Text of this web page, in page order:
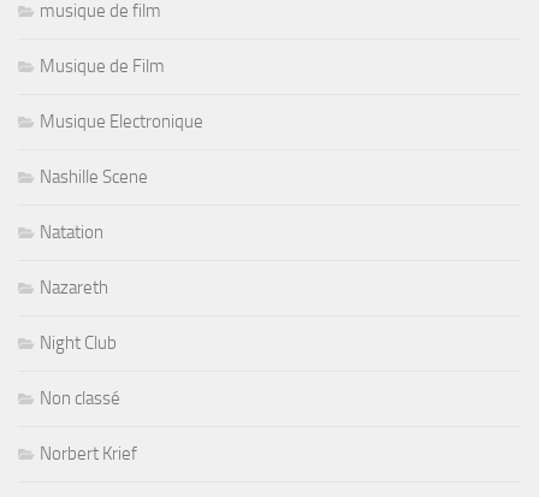
musique de film
Musique de Film
Musique Electronique
Nashille Scene
Natation
Nazareth
Night Club
Non classé
Norbert Krief